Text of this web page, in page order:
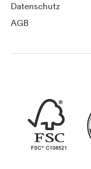
Datenschutz
AGB